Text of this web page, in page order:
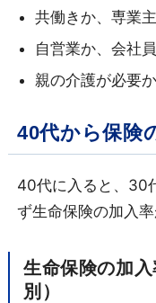
共働きか、専業
自営業か、会社
親の介護が必要か
40代から保険
40代に入ると、30
ず生命保険の加入率
生命保険の加
別）